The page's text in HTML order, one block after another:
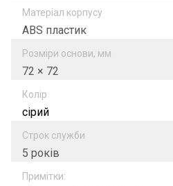
Матеріал корпусу
ABS пластик
Розміри основи, мм
72 × 72
Колір
сірий
Строк служби
5 років
Примітки: